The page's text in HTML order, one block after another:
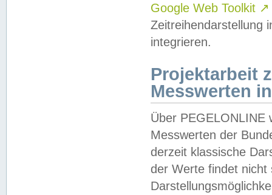
Google Web Toolkit ↗
Zeitreihendarstellung
integrieren.
Projektarbeit
Messwerten
Über PEGELONLINE
Messwerten der
derzeit klassische
der Werte findet